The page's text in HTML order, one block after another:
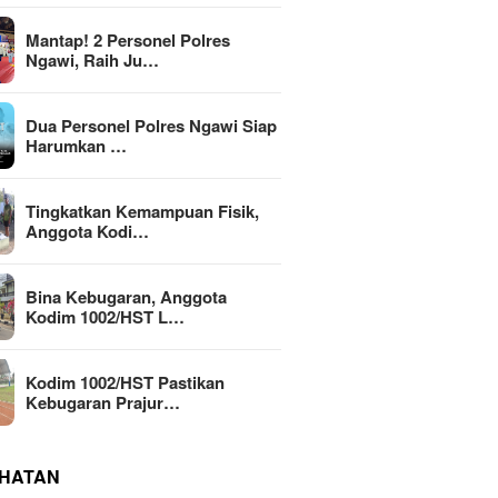
Mantap! 2 Personel Polres
Ngawi, Raih Ju…
Dua Personel Polres Ngawi Siap
Harumkan …
Tingkatkan Kemampuan Fisik,
Anggota Kodi…
Bina Kebugaran, Anggota
Kodim 1002/HST L…
Kodim 1002/HST Pastikan
Kebugaran Prajur…